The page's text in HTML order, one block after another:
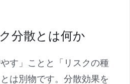
分散とは何か
やす」ことと「リスクの種
は別物です。分散効果を